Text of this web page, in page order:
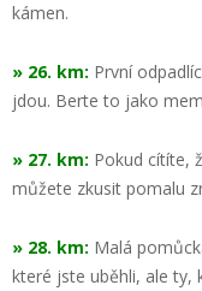
kámen.
» 26. km: První
jdou. Berte to jako
» 27. km: Pokud cítíte,
můžete zkusit pomalu
» 28. km: Malá
které jste uběhli, ale ty,